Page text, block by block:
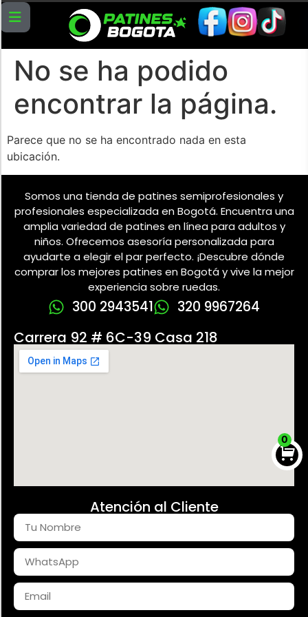
0
No se ha podido
encontrar la página.
Parece que no se ha encontrado nada en esta
ubicación.
Somos una tienda de patines semiprofesionales y
profesionales especializada en Bogotá. Encuentra una
amplia variedad de patines en línea para adultos y
niños. Ofrecemos asesoría personalizada para
ayudarte a elegir el par perfecto. ¡Descubre dónde
comprar los mejores patines en Bogotá y vive la mejor
experiencia sobre ruedas.
300 2943541 320 9967264
Carrera 92 # 6C-39 Casa 218
Atención al Cliente